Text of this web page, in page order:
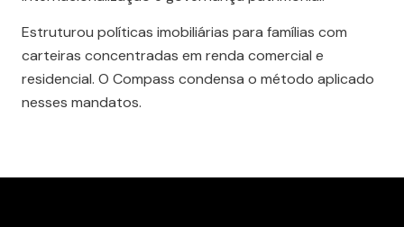
Estruturou políticas imobiliárias para famílias com
carteiras concentradas em renda comercial e
residencial. O Compass condensa o método aplicado
nesses mandatos.